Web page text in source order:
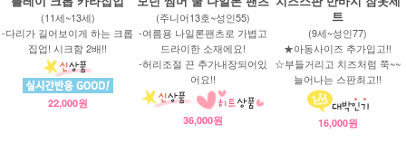
(11세~13세)
-다리가 길어보이게 하는 크롭
집업! 시크함 2배!!
22,000원
(주니어13호~성인55)
-여름용 나일론팬츠로 가볍고
드라이한 소재에요!
-허리조절 끈 추가내장되어있
어요!!
36,000원
트
(9세~성인77)
★아동사이즈 추가입고!!
☆부들거리고 치즈처럼 쭉~~
늘어나는 스판최고!!
16,000원